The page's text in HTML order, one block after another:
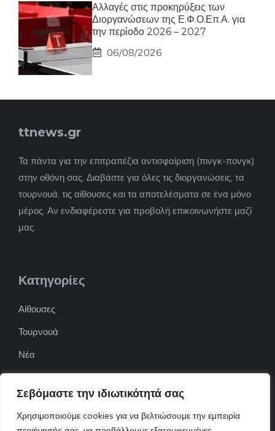
Σεβόμαστε την ιδιωτικότητά σας
Χρησιμοποιούμε cookies για να βελτιώσουμε την εμπειρία
Αλλαγές στις προκηρύξεις των
Διοργανώσεων της Ε.Φ.Ο.Επ.Α. για
την περίοδο 2026 – 2027
06/08/2026
ttnews.gr
Τα πάντα για την επιτραπέζια αντισφαίριση (πινγκ-πονγκ)
στην οθόνη σας. Διαβάστε για όλες τις διοργανώσεις, τα
τουρνουά, τις αίθουσες και τα αποτελέσματα σε ένα μόνο
μέρος. Αν ενδιαφέρεστε για προβολή επικοινωνήστε μαζί
μας.
Κατηγορίες
Αίθουσες
Τουρνουά
Νέα
Επιχειρήσεις
ΠΟΦΕΠΑ
ΕΦΟΕΠΑ